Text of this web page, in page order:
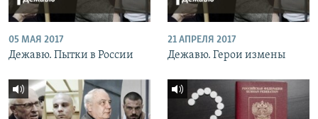
05 МАЯ 2017
Дежавю. Пытки в России
21 АПРЕЛЯ 2017
Дежавю. Герои измены